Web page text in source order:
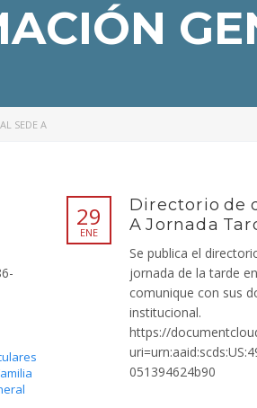
SEDE A
29
ENE
Directorio de
A Jornada
Se publica el
jornada de la tarde
comunique con sus
institucional.
https://
051394624b90